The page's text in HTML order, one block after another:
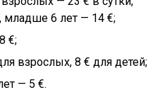
младше 6 лет — 14 €;
€;
взрослых, 8 € для детей;
— 5 €.